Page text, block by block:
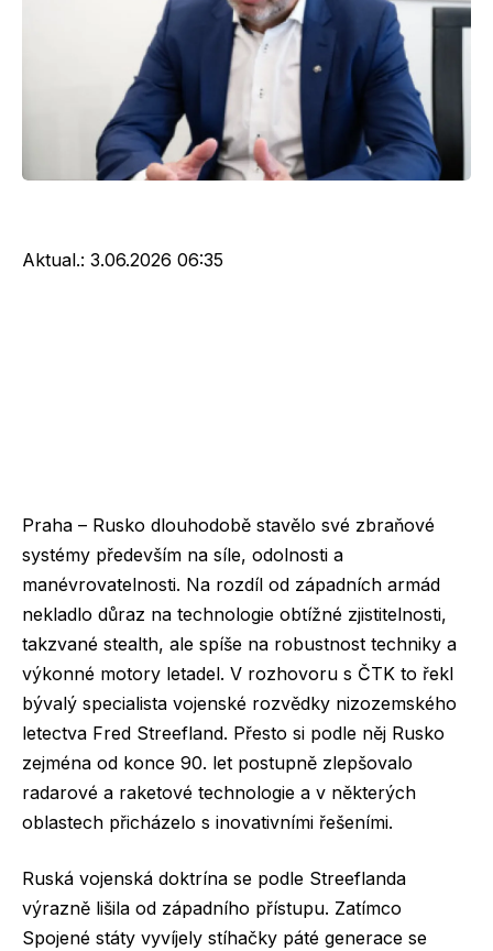
Aktual.: 3.06.2026 06:35
Praha – Rusko dlouhodobě stavělo své zbraňové
systémy především na síle, odolnosti a
manévrovatelnosti. Na rozdíl od západních armád
nekladlo důraz na technologie obtížné zjistitelnosti,
takzvané stealth, ale spíše na robustnost techniky a
výkonné motory letadel. V rozhovoru s ČTK to řekl
bývalý specialista vojenské rozvědky nizozemského
letectva Fred Streefland. Přesto si podle něj Rusko
zejména od konce 90. let postupně zlepšovalo
radarové a raketové technologie a v některých
oblastech přicházelo s inovativními řešeními.
Ruská vojenská doktrína se podle Streeflanda
výrazně lišila od západního přístupu. Zatímco
Spojené státy vyvíjely stíhačky páté generace se